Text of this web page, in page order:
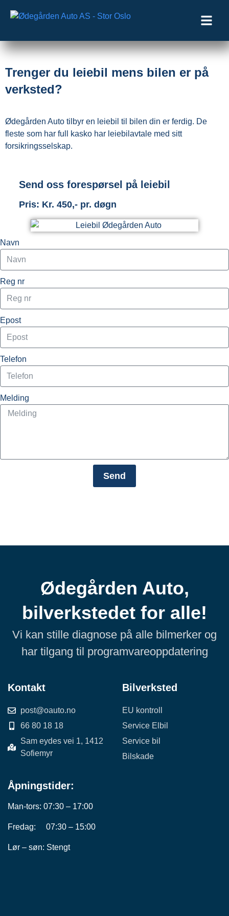
Trenger du leiebil mens bilen er på
verksted?
Ødegården Auto tilbyr en leiebil til bilen din er ferdig. De
fleste som har full kasko har leiebilavtale med sitt
forsikringsselskap.
Send oss forespørsel på leiebil
Pris: Kr. 450,- pr. døgn
Navn
Reg nr
Epost
Telefon
Melding
Send
Ødegården Auto,
bilverkstedet for alle!
Vi kan stille diagnose på alle bilmerker og
har tilgang til programvareoppdatering
Kontakt
post@oauto.no
66 80 18 18
Sam eydes vei 1, 1412
Sofiemyr
Bilverksted
EU kontroll
Service Elbil
Service bil
Bilskade
Åpningstider:
Man-tors: 07:30 – 17:00
Fredag: 07:30 – 15:00
Lør – søn: Stengt